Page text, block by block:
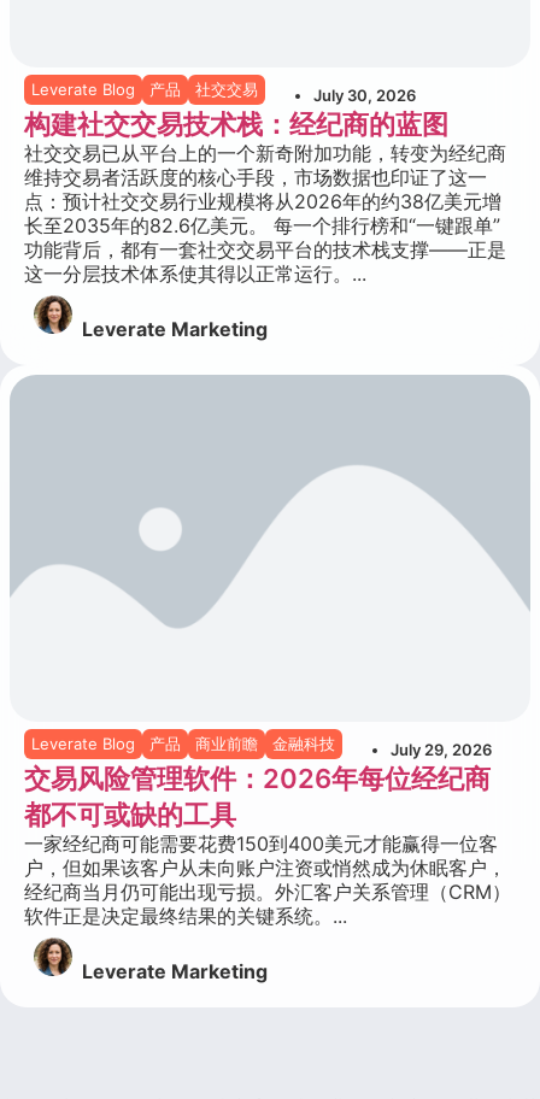
Leverate Blog 产品 社交交易 July 30, 2026
构建社交交易技术栈：经纪商的蓝图
社交交易已从平台上的一个新奇附加功能，转变为经纪商
维持交易者活跃度的核心手段，市场数据也印证了这一
点：预计社交交易行业规模将从2026年的约38亿美元增
长至2035年的82.6亿美元。 每一个排行榜和“一键跟单”
功能背后，都有一套社交交易平台的技术栈支撑——正是
这一分层技术体系使其得以正常运行。...
Leverate Marketing
Leverate Blog 产品 商业前瞻 金融科技 July 29, 2026
交易风险管理软件：2026年每位经纪商
都不可或缺的工具
一家经纪商可能需要花费150到400美元才能赢得一位客
户，但如果该客户从未向账户注资或悄然成为休眠客户，
经纪商当月仍可能出现亏损。外汇客户关系管理（CRM）
软件正是决定最终结果的关键系统。...
Leverate Marketing